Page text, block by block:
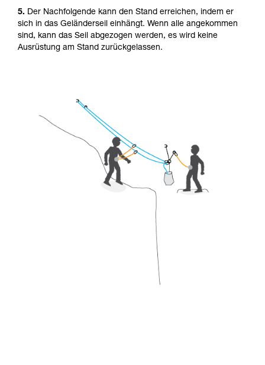
5. Der Nachfolgende kann den Stand erreichen, indem er
sich in das Geländerseil einhängt. Wenn alle angekommen
sind, kann das Seil abgezogen werden, es wird keine
Ausrüstung am Stand zurückgelassen.